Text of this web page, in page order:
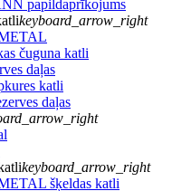
papildaprīkojums
keyboard_arrow_right
čuguna katli
daļas
katli
daļas
keyboard_arrow_right
šķeldas katli